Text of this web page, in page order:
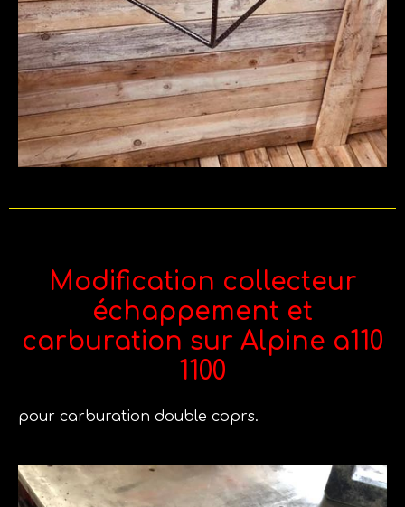
Modification collecteur
échappement et
carburation sur Alpine a110
1100
pour carburation double coprs.